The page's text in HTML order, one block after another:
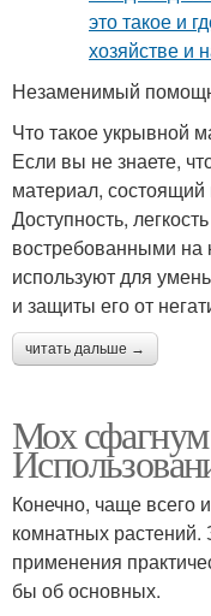
Незаменимый
Что такое укрывной
Если вы не знаете,
материал,
Доступность,
востребованными на
используют для
и защиты его от
читать дальше →
Мох сфагнум
Конечно, чаще всего
комнатных растений.
применения
бы об основных.